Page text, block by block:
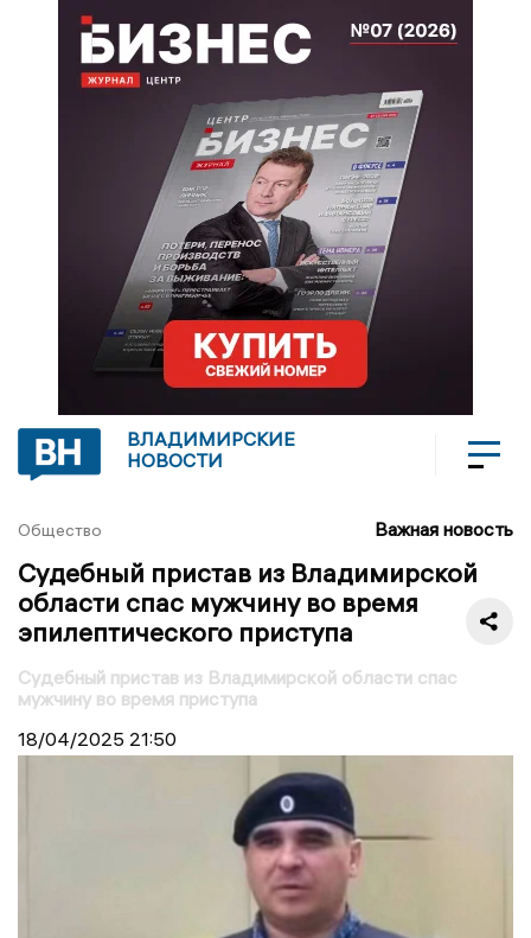
ВЛАДИМИРСКИЕ
НОВОСТИ
Общество Важная новость
Судебный пристав из Владимирской
области спас мужчину во время
эпилептического приступа
Судебный пристав из Владимирской области спас
мужчину во время приступа
18/04/2025 21:50